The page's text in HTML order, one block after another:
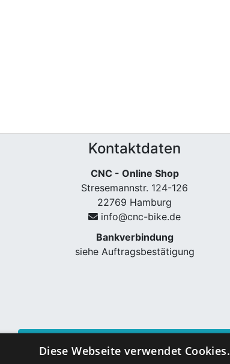
Kontaktdaten
CNC - Online Shop
Stresemannstr. 124-126
22769 Hamburg
info@cnc-bike.de
Bankverbindung
siehe Auftragsbestätigung
Diese Webseite verwendet Cookies.